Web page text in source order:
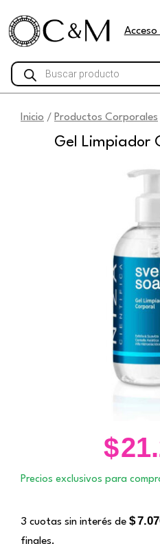
contenido
Acceso
Búsqueda
de
productos
Inicio / Productos Corporales
Gel Limpiador
$
Precios exclusivos para
3 cuotas sin interés de $
finales.